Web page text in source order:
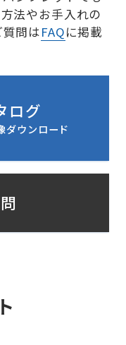
法やお手入れの
問はFAQに掲載
ログ
ダウンロード